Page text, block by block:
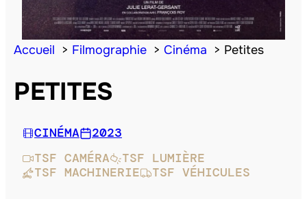
Accueil Filmographie Cinéma Petites
PETITES
CINÉMA
2023
TSF CAMÉRA
TSF LUMIÈRE
TSF MACHINERIE
TSF VÉHICULES